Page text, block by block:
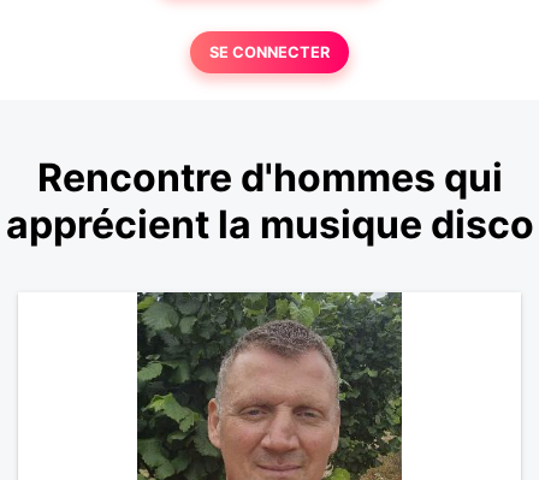
SE CONNECTER
Rencontre d'hommes qui
apprécient la musique disco